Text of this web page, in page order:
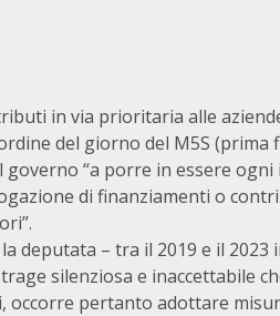
in via prioritaria alle
del giorno del M5S
governo “a porre in essere
di finanziamenti o
la deputata – tra il 2019 e il
silenziosa e inaccettabile
occorre pertanto adottare